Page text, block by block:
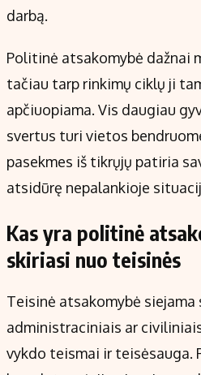
darbą.
Politinė atsakomybė dažnai
tačiau tarp rinkimų ciklų ji
apčiuopiama. Vis daugiau
svertus turi vietos
pasekmes iš tikrųjų patiria
atsidūrę nepalankioje
Kas yra politinė
skiriasi nuo teisinės
Teisinė atsakomybė siejama
administraciniais ar
vykdo teismai ir teisėsauga.